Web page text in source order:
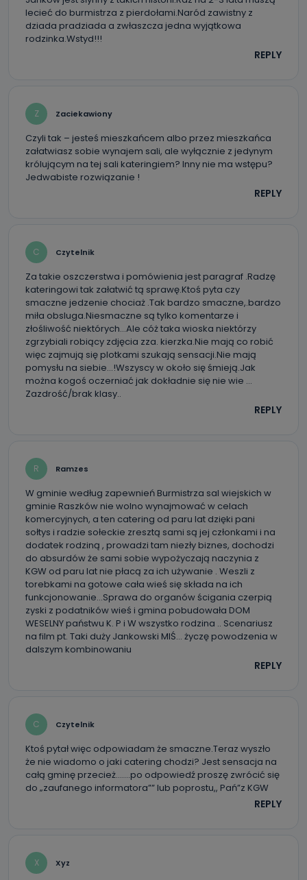
Kiedy i komu możemy przekazać
Państwa dane?
Telewizja Kablowa Pro-Art z siedzibą w miejscowości
Co mogą Państwo zrobić z
przekazanymi nam danymi?
Po wyrażeniu zgody na przetwarzanie danych osobowych,
mają Państwo prawo do żądania od Telewizji Kablowa
Pro-Art z siedzibą w miejscowości Ostrów Wielkopolski (63-
400) przy ul. Wolności 19 dostępu do danych osobowych
dotyczących Państwa oraz uzyskania ich kopii, a także
Do kiedy Państwa dane osobowe będą
przechowywane?
Do czasu wycofania zgody lub, jeśli dane będą
przetwarzane na podstawie prawnie uzasadnionego celu
administratora – do momentu wniesienia sprzeciwu.
Jakie dane osobowe przetwarzamy?
Przetwarzane kategorie Państwa danych osobowych to
dane, które pochodzą bezpośrednio od Państwa (lub
zostały przekazane w Państwa imieniu) lub dane osobowe,
które zostały zebrane ze źródeł publicznie dostępnych, w
szczególności: imię i nazwisko, adres e-mail, telefon
kontaktowy, adres korespondencyjny. Odbiorcą Pastwa
danych osobowych?
Można to zrobić pod numerem telefonu 62 735-51-05 lub
e-mailowo pod adresem: poczta@tvproart.pl
lecieć do burmistrza z pierdołami.Naród zawistny z
dziada pradziada a zwłaszcza jedna wyjątkowa
rodzinka.Wstyd!!!
REPLY
Z Zaciekawiony
Czyli tak – jesteś mieszkańcem albo przez mieszkańca
załatwiasz sobie wynajem sali, ale wyłącznie z jedynym
królującym na tej sali kateringiem? Inny nie ma wstępu?
Jedwabiste rozwiązanie !
REPLY
C Czytelnik
Za takie oszczerstwa i pomówienia jest paragraf .Radzę
kateringowi tak załatwić tą sprawę.Ktoś pyta czy
smaczne jedzenie chociaż .Tak bardzo smaczne,.bardzo
miła obsluga.Niesmaczne są tylko komentarze i
złośliwość niektórych…Ale cóż taka wioska niektórzy
zgrzybiali robiący zdjęcia zza. kierzka.Nie mają co robić
więc zajmują się plotkami szukają sensacji.Nie mają
pomysłu na siebie…!Wszyscy w około się śmieją.Jak
można kogoś oczerniać jak dokładnie się nie wie …
Zazdrość/brak klasy..
REPLY
R Ramzes
W gminie według zapewnień Burmistrza sal wiejskich w
gminie Raszków nie wolno wynajmować w celach
komercyjnych, a ten catering od paru lat dzięki pani
sołtys i radzie sołeckie zresztą sami są jej członkami i na
dodatek rodziną , prowadzi tam niezły biznes, dochodzi
do absurdów że sami sobie wypożyczają naczynia z
KGW od paru lat nie płacą za ich używanie . Weszli z
torebkami na gotowe cała wieś się składa na ich
funkcjonowanie…Sprawa do organów ścigania czerpią
zyski z podatników wieś i gmina pobudowała DOM
WESELNY państwu K. P i W wszystko rodzina .. Scenariusz
na film pt. Taki duży Jankowski MIŚ… życzę powodzenia w
dalszym kombinowaniu
REPLY
C Czytelnik
Ktoś pytał więc odpowiadam że smaczne.Teraz wyszło
że nie wiadomo o jaki catering chodzi? Jest sensacja na
całą gminę przecież…….po odpowiedź proszę zwrócić się
do „zaufanego informatora”” lub poprostu,, Pań”z KGW
REPLY
X Xyz